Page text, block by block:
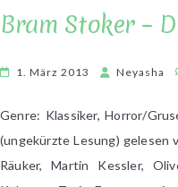
Bram Stoker –
1. März 2013 Neyasha
Genre: Klassiker, Horror/
(ungekürzte Lesung) gelesen
Räuker, Martin Kessler,